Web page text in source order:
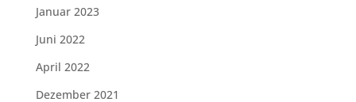
Januar 2023
Juni 2022
April 2022
Dezember 2021